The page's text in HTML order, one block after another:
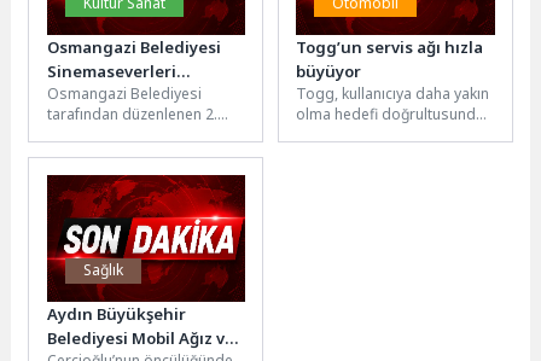
Osmangazi Belediyesi
Sinemaseverleri
Bursa’da Buluşturdu
Osmangazi Belediyesi
tarafından düzenlenen 2.
Festivali, görkemli ödül
töreniyle son...
Togg’un servis ağı hızla
büyüyor
Togg, kullanıcıya daha yakın
olma hedefi doğrultusunda
Sağlık
Aydın Büyükşehir
Belediyesi Mobil Ağız ve